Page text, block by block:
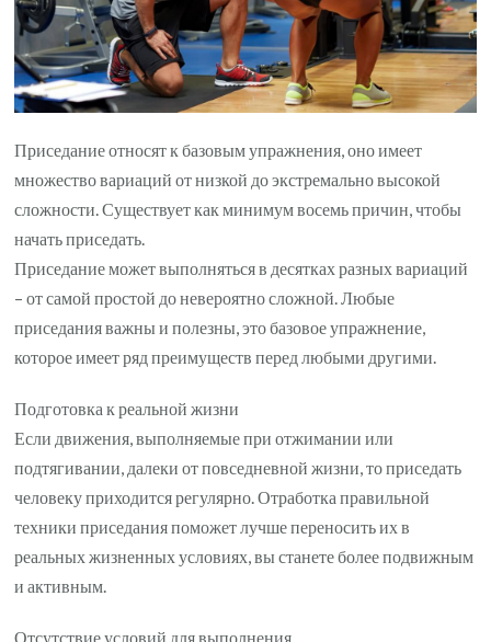
Приседание относят к базовым упражнения, оно имеет
множество вариаций от низкой до экстремально высокой
сложности. Существует как минимум восемь причин, чтобы
начать приседать.
Приседание может выполняться в десятках разных вариаций
– от самой простой до невероятно сложной. Любые
приседания важны и полезны, это базовое упражнение,
которое имеет ряд преимуществ перед любыми другими.
Подготовка к реальной жизни
Если движения, выполняемые при отжимании или
подтягивании, далеки от повседневной жизни, то приседать
человеку приходится регулярно. Отработка правильной
техники приседания поможет лучше переносить их в
реальных жизненных условиях, вы станете более подвижным
и активным.
Отсутствие условий для выполнения